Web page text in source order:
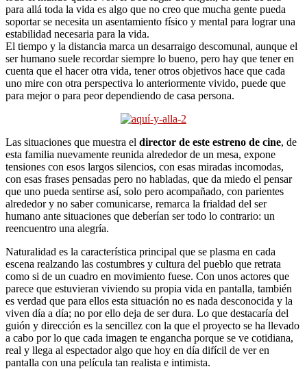
para allá toda la vida es algo que no creo que mucha gente pueda
soportar se necesita un asentamiento físico y mental para lograr una
estabilidad necesaria para la vida.
El tiempo y la distancia marca un desarraigo descomunal, aunque el
ser humano suele recordar siempre lo bueno, pero hay que tener en
cuenta que el hacer otra vida, tener otros objetivos hace que cada
uno mire con otra perspectiva lo anteriormente vivido, puede que
para mejor o para peor dependiendo de casa persona.
Las situaciones que muestra el director de este estreno de cine, de
esta familia nuevamente reunida alrededor de un mesa, expone
tensiones con esos largos silencios, con esas miradas incomodas,
con esas frases pensadas pero no habladas, que da miedo el pensar
que uno pueda sentirse así, solo pero acompañado, con parientes
alrededor y no saber comunicarse, remarca la frialdad del ser
humano ante situaciones que deberían ser todo lo contrario: un
reencuentro una alegría.
Naturalidad es la característica principal que se plasma en cada
escena realzando las costumbres y cultura del pueblo que retrata
como si de un cuadro en movimiento fuese. Con unos actores que
parece que estuvieran viviendo su propia vida en pantalla, también
es verdad que para ellos esta situación no es nada desconocida y la
viven día a día; no por ello deja de ser dura. Lo que destacaría del
guión y dirección es la sencillez con la que el proyecto se ha llevado
a cabo por lo que cada imagen te engancha porque se ve cotidiana,
real y llega al espectador algo que hoy en día difícil de ver en
pantalla con una película tan realista e intimista.